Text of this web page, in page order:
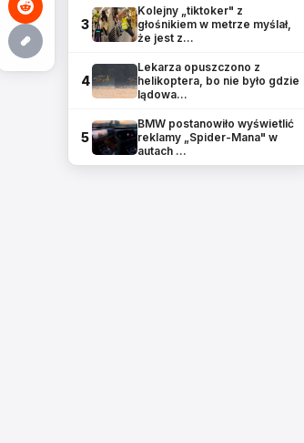
3
Kolejny „tiktoker" z
głośnikiem w metrze myślał,
że jest z…
4
Lekarza opuszczono z
helikoptera, bo nie było gdzie
lądowa…
5
BMW postanowiło wyświetlić
reklamy „Spider-Mana" w
autach …